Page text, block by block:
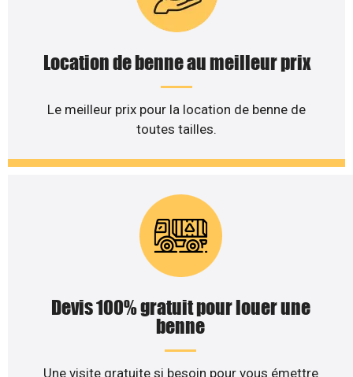
Location de benne au meilleur prix
Le meilleur prix pour la location de benne de
toutes tailles.
Devis 100% gratuit pour louer une
benne
Une visite gratuite si besoin pour vous émettre